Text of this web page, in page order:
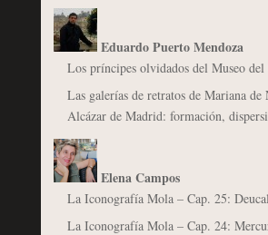
Eduardo Puerto Mendoza
Los príncipes olvidados del Museo del
Las galerías de retratos de Mariana de
Alcázar de Madrid: formación,
Elena Campos
La Iconografía Mola – Cap. 25:
La Iconografía Mola – Cap. 24: